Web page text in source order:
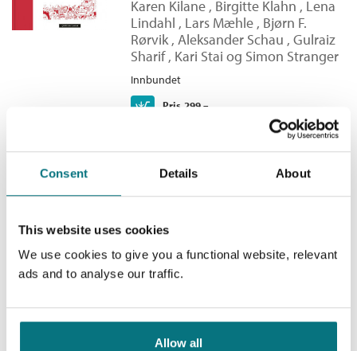
Consent Details About
This website uses cookies
We use cookies to give you a functional website, relevant
ads and to analyse our traffic.
Allow all
Leseløve
oversikt over alle underarter av tigre og en innføring i arbeidet
med vern av truede dyrarter.
I tillegg gir dyrepasserne tips og råd til barn som ønsker seg
Karen Kilane , Birgitte Klahn , Lena
Lindahl , Lars Mæhle , Bjørn F.
Rørvik,Aleksander Schau ,Gulraiz
Sharif, Kari Stai og Simon Stranger
Innbundet
Pris 299,–
Kjøp
Cappelen Damms lesebok for
Ingeborg Arvola
Thomas Brunstrøm
Karen Kilane,Birgitte Klahn,Lena
Lindahl,
Sharif,Kari StaiogSimon Stranger